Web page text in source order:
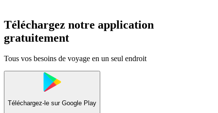
Téléchargez notre application
gratuitement
Tous vos besoins de voyage en un seul endroit
Téléchargez-le sur Google Play